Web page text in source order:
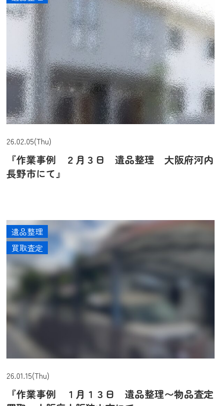
26.02.05(Thu)
『作業事例 ２月３日 遺品整理 大阪府河内
長野市にて』
26.01.15(Thu)
『作業事例 １月１３日 遺品整理〜物品査定
遺品整理
買取査定